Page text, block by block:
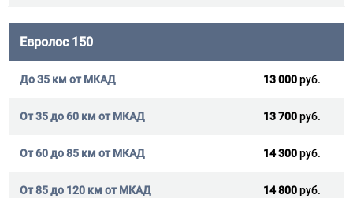
Евролос 150
13 000руб.
13 700руб.
14 300руб.
14 800руб.